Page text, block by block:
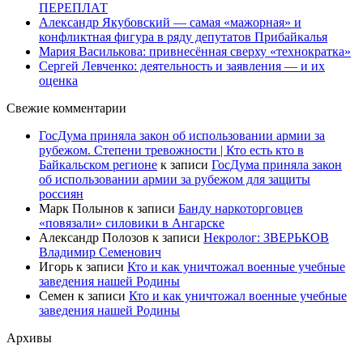
ПЕРЕПЛАТ
Александр Якубовский — самая «мажорная» и
конфликтная фигура в ряду депутатов Прибайкалья
Мария Василькова: привнесённая сверху «технократка»
Сергей Левченко: деятельность и заявления — и их
оценка
Свежие комментарии
ГосДума приняла закон об использовании армии за
рубежом. Степени тревожности | Кто есть кто в
Байкальском регионе к записи ГосДума приняла закон
об использовании армии за рубежом для защиты
россиян
Марк Полынов к записи Банду наркоторговцев
«повязали» силовики в Ангарске
Александр Полозов к записи Некролог: ЗВЕРЬКОВ
Владимир Семенович
Игорь к записи Кто и как уничтожал военные учебные
заведения нашей Родины
Семен к записи Кто и как уничтожал военные учебные
заведения нашей Родины
Архивы